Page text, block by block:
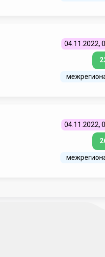
04.11.2022,
04.11.2022,